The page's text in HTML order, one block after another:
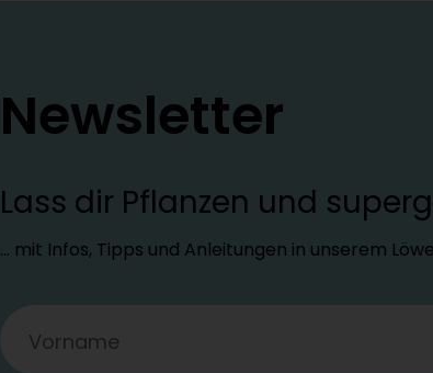
Newsletter
Lass dir Pflanzen und
… mit Infos, Tipps und Anleitungen in unserem